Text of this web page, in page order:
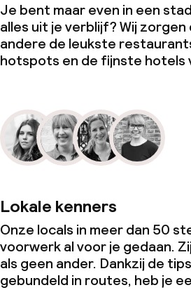
Je bent maar even in een
alles uit je verblijf? Wij
andere de leukste
hotspots en de fijnste hotels
Lokale kenners
Onze locals in meer dan 50
voorwerk al voor je gedaan.
als geen ander. Dankzij de
gebundeld in routes, heb je